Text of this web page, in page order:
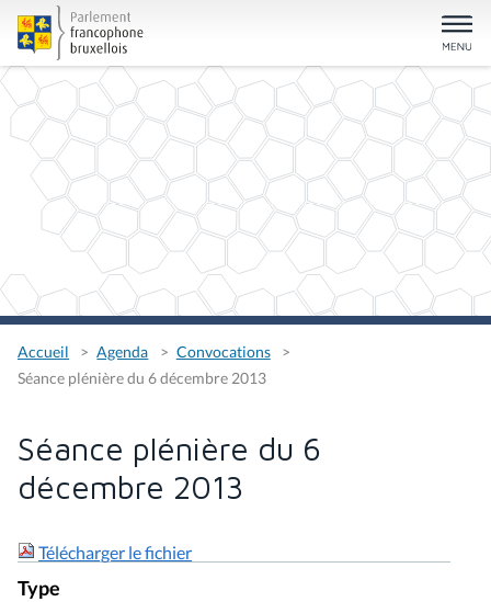
Accueil Agenda
Convocations
Séance plénière du 6 décembre 2013
Séance plénière du 6
décembre 2013
Télécharger le fichier
Type